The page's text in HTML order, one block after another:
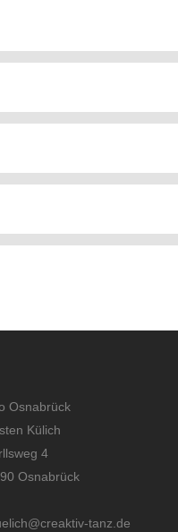
Osnabrück
Külich
4
Osnabrück
tanz.de